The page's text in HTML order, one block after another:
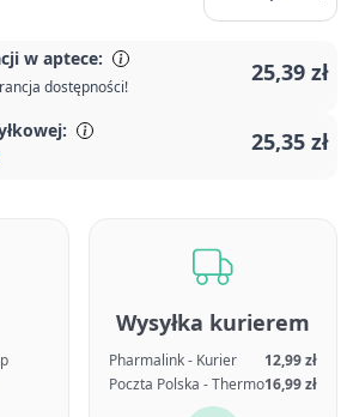
w aptece:
dostępności!
25,39 zł
25,35 zł
Wysyłka kurierem
Pharmalink - Kurier
12,99 zł
Poczta Polska - Thermo16,99 zł